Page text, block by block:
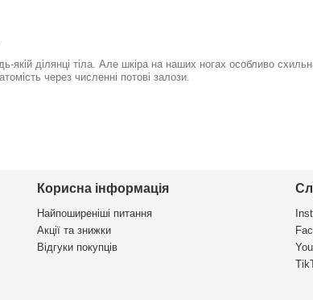
якій ділянці тіла. Але шкіра на наших ногах особливо
через численні потові залози.
Корисна інформація
Найпоширеніші питання
Акції та знижки
Відгуки покупців